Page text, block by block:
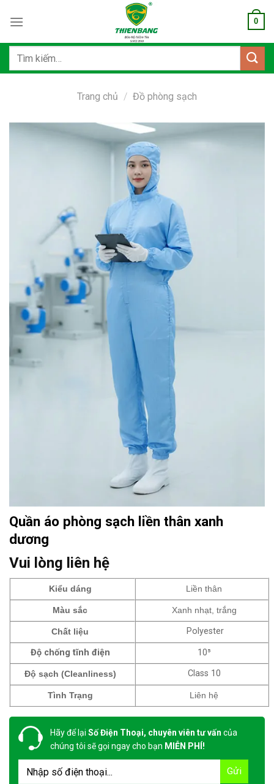
qua
dung
0
Tìm
Trang chủ / Đồ phòng sạch
Quần áo phòng sạch liền thân xanh
dương
Vui lòng liên hệ
Kiểu dáng Liền thân
Màu sắc Xanh nhạt, trắng
Chất liệu Polyester
Độ chống tĩnh điện 10⁵
Độ sạch (Cleanliness) Class 10
Tình Trạng Liên hệ
Hãy để lại Số Điện Thoại, chuyên viên tư vấn của
chúng tôi sẽ gọi ngay cho bạn MIỄN PHÍ!